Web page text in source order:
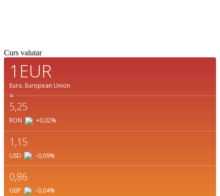
Curs valutar
1EUR
Euro. European Union
=
5,25
RON +0,02%
1,15
USD –0,09%
0,86
GBP –0,04%